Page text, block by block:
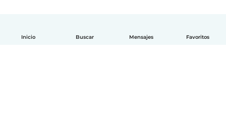
Inicio Buscar Mensajes Favoritos